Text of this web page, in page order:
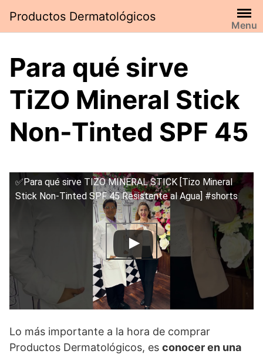
contenido
Productos Dermatológicos
Menu
Para qué sirve
TiZO Mineral Stick
Non-Tinted SPF 45
✅Para qué sirve TIZO MINERAL STICK [Tizo Mineral
Stick Non-Tinted SPF 45 Resistente al Agua] #shorts
Lo más importante a la hora de comprar
Productos Dermatológicos, es conocer en una